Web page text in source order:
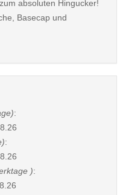
absoluten Hingucker!
Basecap und
:
:
):